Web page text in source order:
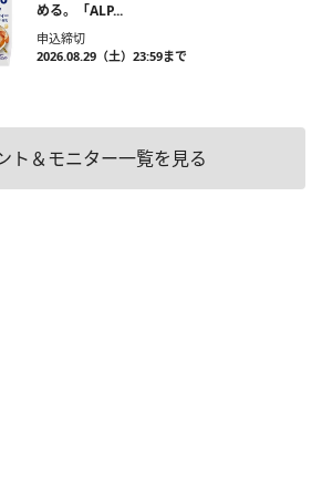
める。「ALP...
申込締切
2026.08.29（土）23:59まで
ト＆モニター一覧を見る